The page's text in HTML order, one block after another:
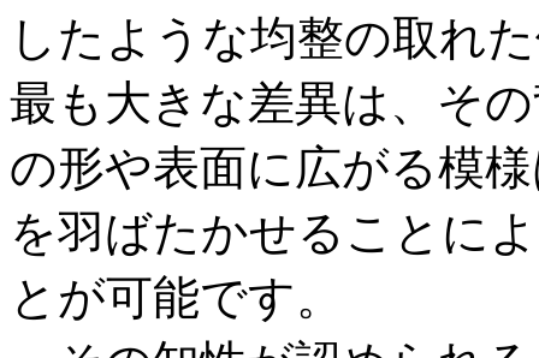
したような均整の取れ
最も大きな差異は、そ
の形や表面に広がる模
を羽ばたかせることに
とが可能です。